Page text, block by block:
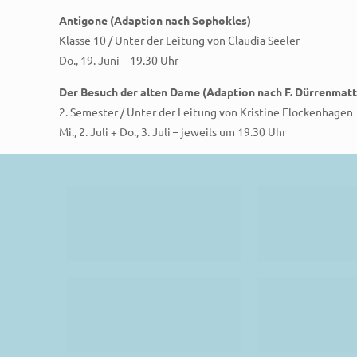
Antigone (Adaption nach Sophokles)
Klasse 10 / Unter der Leitung von Claudia Seeler
Do., 19. Juni – 19.30 Uhr
Der Besuch der alten Dame (Adaption nach F.
2. Semester / Unter der Leitung von Kristine Flockenhagen
Mi., 2. Juli + Do., 3. Juli – jeweils um 19.30 Uhr